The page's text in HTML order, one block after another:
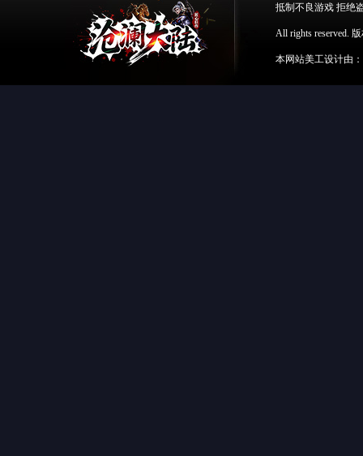
抵制不良游戏 拒绝
All rights reserved.
本网站美工设计由：